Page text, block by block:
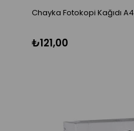
Chayka Fotokopi Kağıdı A4
₺121,00